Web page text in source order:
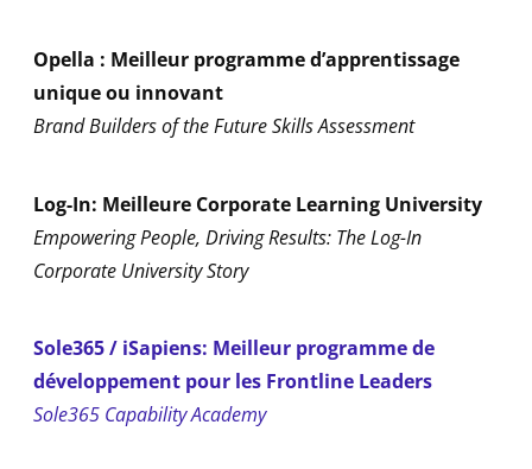
Opella : Meilleur programme d’apprentissage
unique ou innovant
Brand Builders of the Future Skills Assessment
Log-In: Meilleure Corporate Learning University
Empowering People, Driving Results: The Log-In
Corporate University Story
Sole365 / iSapiens: Meilleur programme de
développement pour les Frontline Leaders
Sole365 Capability Academy